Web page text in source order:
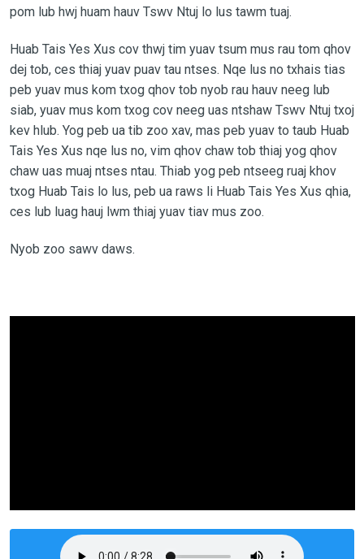
pom lub hwj huam hauv Tswv Ntuj lo lus tawm tuaj.
Huab Tais Yes Xus cov thwj tim yuav tsum mus rau tom qhov
dej tob, ces thiaj yuav puav tau ntses. Nqe lus no txhais tias
peb yuav mus kom txog qhov tob nyob rau hauv neeg lub
siab, yuav mus kom txog cov neeg uas ntshaw Tswv Ntuj txoj
kev hlub. Yog peb ua tib zoo xav, mas peb yuav to taub Huab
Tais Yes Xus nqe lus no, vim qhov chaw tob thiaj yog qhov
chaw uas muaj ntses ntau. Thiab yog peb ntseeg ruaj khov
txog Huab Tais lo lus, peb ua raws li Huab Tais Yes Xus qhia,
ces lub luag hauj lwm thiaj yuav tiav mus zoo.
Nyob zoo sawv daws.